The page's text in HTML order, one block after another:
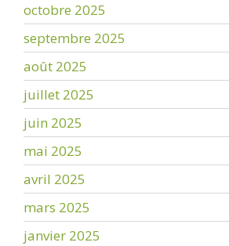
octobre 2025
septembre 2025
août 2025
juillet 2025
juin 2025
mai 2025
avril 2025
mars 2025
janvier 2025